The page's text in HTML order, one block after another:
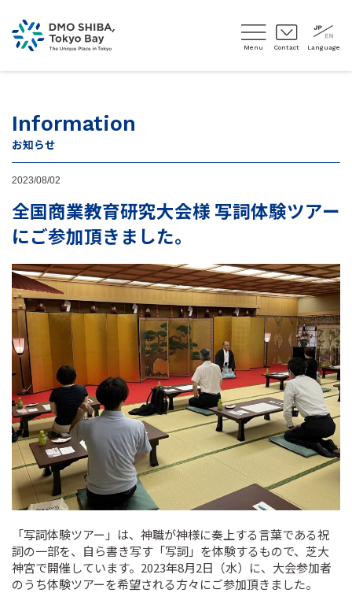
Menu Contact Language
Information
お知らせ
2023/08/02
全国商業教育研究大会様 写詞体験ツアー
にご参加頂きました。
「写詞体験ツアー」は、神職が神様に奏上する言葉である祝
詞の一部を、自ら書き写す「写詞」を体験するもので、芝大
神宮で開催しています。2023年8月2日（水）に、大会参加者
のうち体験ツアーを希望される方々にご参加頂きました。